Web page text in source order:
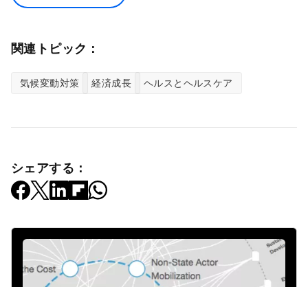
関連トピック：
気候変動対策 経済成長 ヘルスとヘルスケア
シェアする：